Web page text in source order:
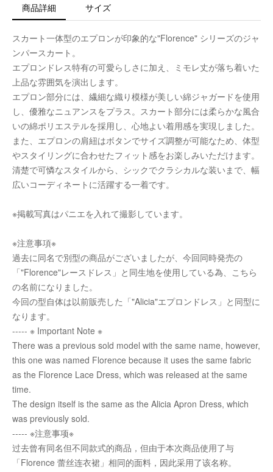
商品詳細 サイズ
スカート一体型のエプロンが印象的な"Florence" シリーズのジャ
ンパースカート。
エプロンドレス特有の可愛らしさに加え、ミモレ丈が落ち着いた
上品な雰囲気を演出します。
エプロン部分には、繊細な織り模様が美しい綿ジャガードを使用
し、優雅なニュアンスをプラス。スカート部分には柔らかな風合
いの綿ポリエステルを採用し、心地よい着用感を実現しました。
また、エプロンの肩紐はボタンでサイズ調整が可能なため、体型
やスタイリングに合わせたフィット感をお楽しみいただけます。
清楚で可憐なスタイルから、シックでクラシカルな装いまで、幅
広いコーディネートに活躍する一着です。
※掲載写真はパニエを入れて撮影しています。
※注意事項※
過去に同名で別型の商品がございましたが、今回同時発売の
「"Florence"レースドレス」と同生地を使用している為、こちら
の名前になりました。
今回の型自体は以前販売した「"Alicia"エプロンドレス」と同型に
なります。
----- ※ Important Note ※
There was a previous sold model with the same name, however,
this one was named Florence because it uses the same fabric
as the Florence Lace Dress, which was released at the same
time.
The design itself is the same as the Alicia Apron Dress, which
was previously sold.
----- ※注意事项※
过去曾有同名但不同款式的商品，但由于本次商品使用了与
「Florence 蕾丝连衣裙」相同的面料，因此采用了该名称。